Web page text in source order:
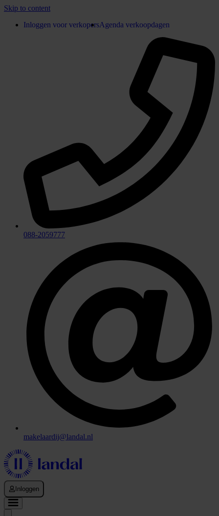
Skip to content
Inloggen voor verkopersAgenda verkoopdagen
088-2059777
makelaardij@landal.nl
Inloggen